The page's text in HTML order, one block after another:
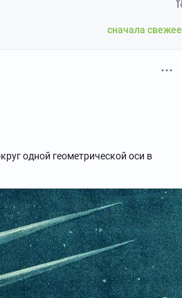
сначала свежее
одной геометрической оси в